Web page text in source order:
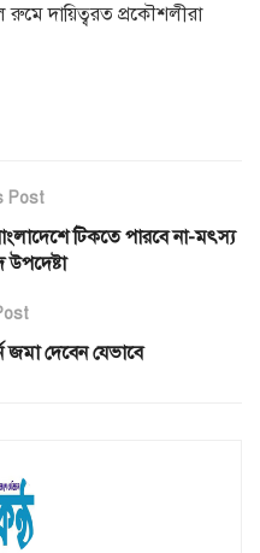
রুমে দায়িত্বরত প্রকৌশলীরা
Post
টিকতে পারবে না-মৎস্য
উপদেষ্টা
দেবেন যেভাবে